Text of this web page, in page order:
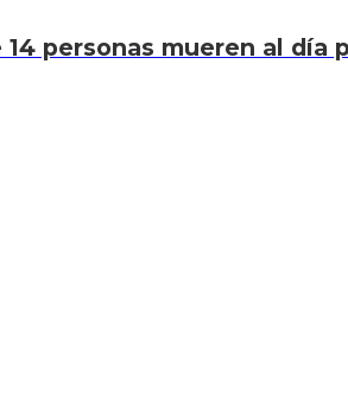
personas mueren al día